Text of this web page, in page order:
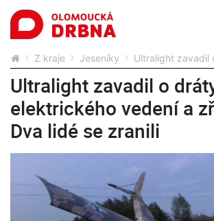
Z kraje Jeseníky Ultralight zavadil
Ultralight zavadil o
elektrického vedení a
Dva lidé se zranili